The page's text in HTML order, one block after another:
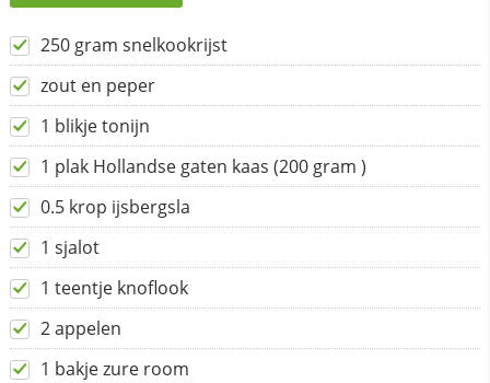
250 gram snelkookrijst
zout en peper
1 blikje tonijn
1 plak Hollandse gaten kaas (200 gram )
0.5 krop ijsbergsla
1 sjalot
1 teentje knoflook
2 appelen
1 bakje zure room